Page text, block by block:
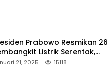
Prabowo Resmikan 26
Listrik Serentak,
Asahan 3 Jadi Sorotan
21, 2025 15118